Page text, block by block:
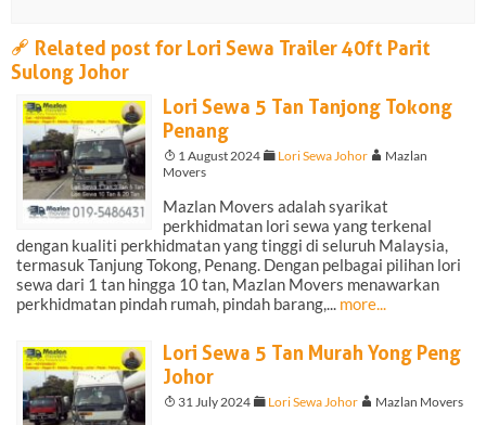
a Related post for Lori Sewa Trailer 40ft Parit
Sulong Johor
Lori Sewa 5 Tan Tanjong Tokong
Penang
T 1 August 2024 F Lori Sewa Johor A Mazlan
Movers
Mazlan Movers adalah syarikat
perkhidmatan lori sewa yang terkenal
dengan kualiti perkhidmatan yang tinggi di seluruh Malaysia,
termasuk Tanjung Tokong, Penang. Dengan pelbagai pilihan lori
sewa dari 1 tan hingga 10 tan, Mazlan Movers menawarkan
perkhidmatan pindah rumah, pindah barang,... more...
Lori Sewa 5 Tan Murah Yong Peng
Johor
T 31 July 2024 F Lori Sewa Johor A Mazlan Movers